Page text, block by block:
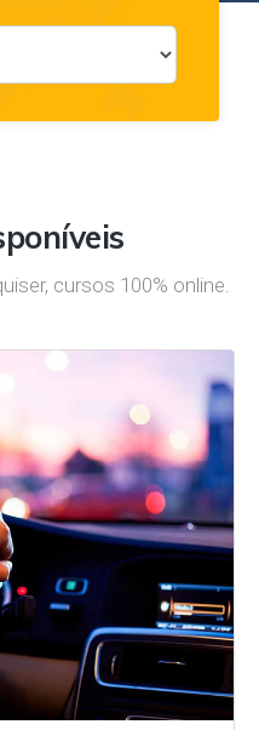
cursos 100% online.